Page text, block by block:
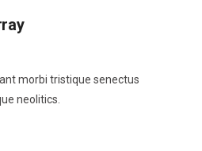
morbi tristique senectus
neolitics.